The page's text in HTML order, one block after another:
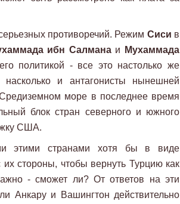
противоречий. Режим Сиси в
ибн Салманаи
Мухаммада
политикой - все это настолько же
и антагонисты нынешней
море в последнее время
блок стран северного и южного
США.
этими странами хотя бы в виде
их стороны, чтобы вернуть Турцию как
- сможет ли? От ответов на эти
Анкару и Вашингтон действительно